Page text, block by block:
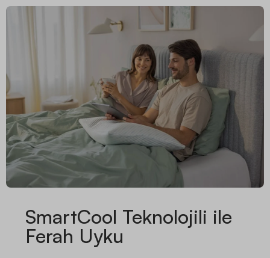
SmartCool Teknolojili ile
Ferah Uyku